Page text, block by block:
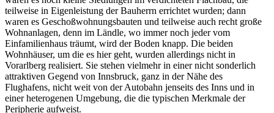
teilweise in Eigenleistung der Bauherrn errichtet wurden; dann
waren es Geschoßwohnungsbauten und teilweise auch recht große
Wohnanlagen, denn im Ländle, wo immer noch jeder vom
Einfamilienhaus träumt, wird der Boden knapp. Die beiden
Wohnhäuser, um die es hier geht, wurden allerdings nicht in
Vorarlberg realisiert. Sie stehen vielmehr in einer nicht sonderlich
attraktiven Gegend von Innsbruck, ganz in der Nähe des
Flughafens, nicht weit von der Autobahn jenseits des Inns und in
einer heterogenen Umgebung, die die typischen Merkmale der
Peripherie aufweist.